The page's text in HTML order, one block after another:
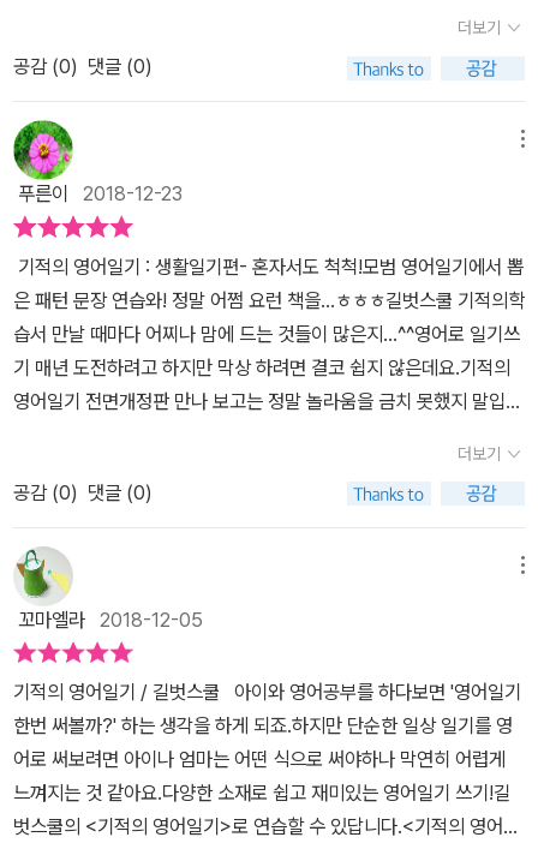
니라 중요 표현이나패턴 연습 문장 전체의 원어민 음성파일을 제공하
고 있으니 꼭!꼭!사용하면 유익할 듯 하다.우리 아이의 일상생활에서
amily)가족(Daily life)일상생활 (Pet)애완동물(School Days)학
교생활(Season.Weather)계절.날씨(Health&Exercise)건강.운동
(Interests&Hobbies)관심.취미(Special Days)특별한 날 영어로
된 지문 먼저 읽고 난 후 한글로 해석된 부분을 확인하면서 무슨 내용
인지 살짝 맛보기로 볼 수 있다.어떤 단어들이 사용되었는지 살펴보
고패턴으로 문장을 만들어보고 오늘 학습한 내용을 문장으로 써보면
서 마무리하면 된다.오늘의 일기 지문을 읽어보면 이번 기회에 엄마
도 같이 영어일기 쓰기 도전을 해보려고 한다.초등학생 아이랑 겨울
방학에 해야 할 일로 추가 그렇게 두 달동안 겨울방학을 보내면 어느
있지 않을까 싶다.기본 영어 패턴 문장과 중요 표현을 입으로 말하고
쓰고 외우면서영어 기초를 탄탄하고 단단하게다질 수 있는 소중한 기
회로 이 책을 만나서 반가웠다. 1. 영어 일기 더 이상 어렵지 않아요<
br />2. 영어 일기 쉽게 따라써봐요<br />3.영어 일기 나도 할 수 있
어요
법을 보면 4단계 학습법으로 1단계 오늘
의 일기읽기 2단계 중요
패턴 파악하기 3단계 패턴
으로 문장 만들기 4단계
오늘 일기 다시보기 패턴으로 문장을 반복해 써
보는 연습을 통해 스스로 배운 패턴으로 나만의 영
어 일기를 써볼수 있도록 되어있고 또 직접 QR 코드를 통
해 원어민 발음으로 듣고 따라 하면서 연습을 해 볼수 있어요. 차례를
보면 가족, 일상생활, 애완동물, 학교생활, 계절 날씨, 건강 운동, 관
심 취미, 특별한 날등의 주제 일기로 다양하게 만나 볼수 있어 아이가
원하는 주제로 배워가도 좋을 것 같아요~ 미리 알아두기에선 찾아서
바로 써먹는 영어일기 기본 표현을 먼저 익히고 본격적으로 기적의
영어 일기 써보기를 시작해 보았네요~ 첫번째 만나본 영어일기는 일
기에게 내소개를 하는 내용으로 QR코드를 통해 원어민이 읽어주는
너의 물음을 답해보며 내용을 생각해보고 단어 표현들도 한번씩 보
고 쓰며 연습해 보았네요~ 패턴연습을 듣고 써보며 직접 나의 영어
일기를 문장으로 완성해 보는 연습을 해보았어요. 한문장 한문장 패
턴으로 차근차근 써보고 읽고 해보니 어렵지 않게 문장쓰기가 자연스
럽게 익혀져 오늘 일기 다시보기에선 스스로 문장으로 잘 써내려가
더라구요~ㅎㅎㅎ 다양하게 만날 수 있는 주제들이 많아 아이가
원하는 주제로 연습을 해보기도 했어요. 요즘 계절에 맞는 첫눈이야
기나 대중교통 이야기등 스스로 영어 일기 주제도 정해보며 패턴 연
습을 통해 나만의 영어 일기로 써보게 되어 재밌고 쉽게 배우게되어
더보기
공감 (0) 댓글 (0)
푸른이 2018-12-23
기적의 영어일기 : 생활일기편- 혼자서도 척척!모범 영어일기에서 뽑
은 패턴 문장 연습​와! 정말 어쩜 요런 책을...ㅎㅎㅎ길벗스쿨 기적의학
습서 만날 때마다 어찌나 맘에 드는 것들이 많은지...^^영어로 일기쓰
기 매년 도전하려고 하지만 막상 하려면 결코 쉽지 않은데요.기적의
영어일기 전면개정판 만나 보고는 정말 놀라움을 금치 못했지 말입니
습을 그대로 담은 다양한 예시들을 통해매일 3개의 패턴연습으로 초
등영어 공부는 물론 꾸준하게 영어일기쓰기 연습을 할 수 있게 넘나
쉽고 체계적으로 만들어져 있어서 요 책 한 권 마치고 나면 울딸 영어
일기 쓰기! 완전 도가 트일 듯 하네요.^^
더보기
공감 (0) 댓글 (0)
꼬마엘라 2018-12-05
기적의 영어일기 / 길벗스쿨 아이와 영어공부를 하다보면 '영어일기
한번 써볼까?' 하는 생각을 하게 되죠.하지만 단순한 일상 일기를 영
어로 써보려면 아이나 엄마는 어떤 식으로 써야하나 막연히 어렵게
느껴지는 것 같아요.다양한 소재로 쉽고 재미있는 영어일기 쓰기!길
벗스쿨의 <기적의 영어일기>로 연습할 수 있답니다.<기적의 영어일